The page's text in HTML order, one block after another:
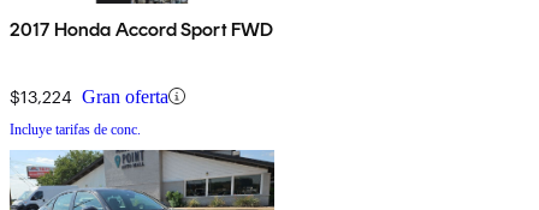
2017 Honda Accord Sport FWD
$13,224 Gran oferta
Incluye tarifas de conc.